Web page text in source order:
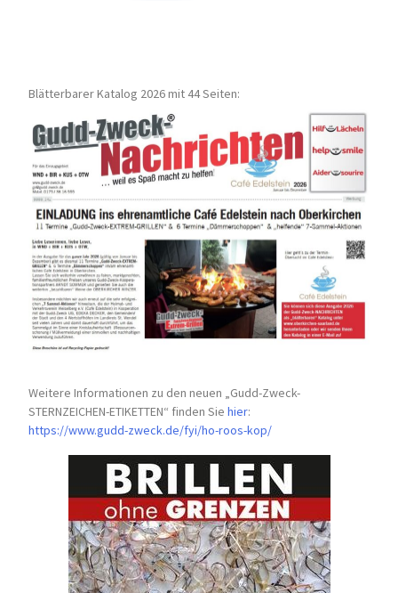
Blätterbarer Katalog 2026 mit 44 Seiten:
Weitere Informationen zu den neuen „Gudd-Zweck-
STERNZEICHEN-ETIKETTEN“ finden Siehier:
https://www.gudd-zweck.de/fyi/ho-roos-kop/